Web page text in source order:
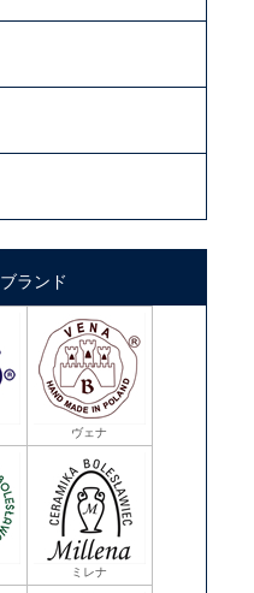
ブランド
ヴェナ
ミレナ